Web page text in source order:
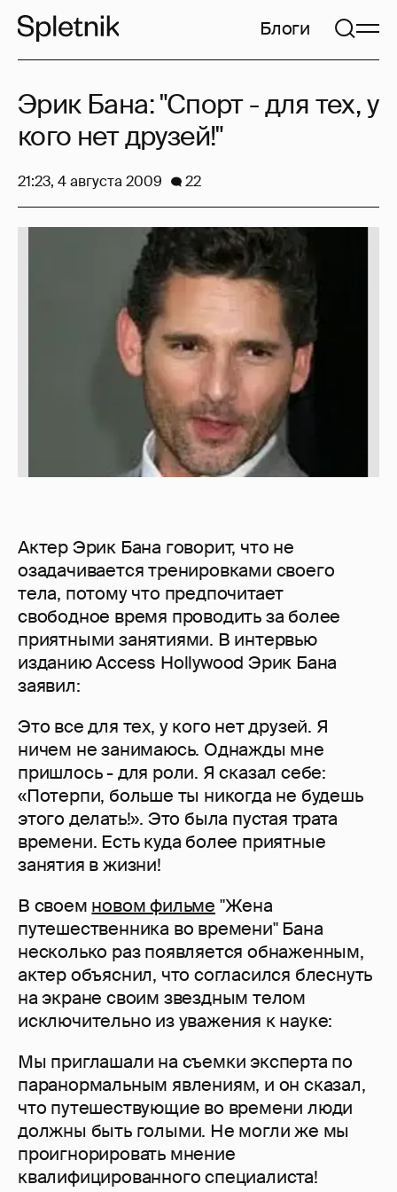
Блоги
Актер Эрик Бана говорит, что не
озадачивается тренировками своего
тела, потому что предпочитает
свободное время проводить за более
приятными занятиями. В интервью
изданию Access Hollywood Эрик Бана
заявил:
Это все для тех, у кого нет друзей. Я
ничем не занимаюсь. Однажды мне
пришлось - для роли. Я сказал себе:
«Потерпи, больше ты никогда не будешь
этого делать!». Это была пустая трата
времени. Есть куда более приятные
занятия в жизни!
В своем новом фильме "Жена
путешественника во времени" Бана
несколько раз появляется обнаженным,
актер объяснил, что согласился блеснуть
на экране своим звездным телом
исключительно из уважения к науке:
Мы приглашали на съемки эксперта по
паранормальным явлениям, и он сказал,
что путешествующие во времени люди
должны быть голыми. Не могли же мы
проигнорировать мнение
квалифицированного специалиста!
Эрик Бана: "Спорт - для тех, у
кого нет друзей!"
21:23, 4 августа 2009 22